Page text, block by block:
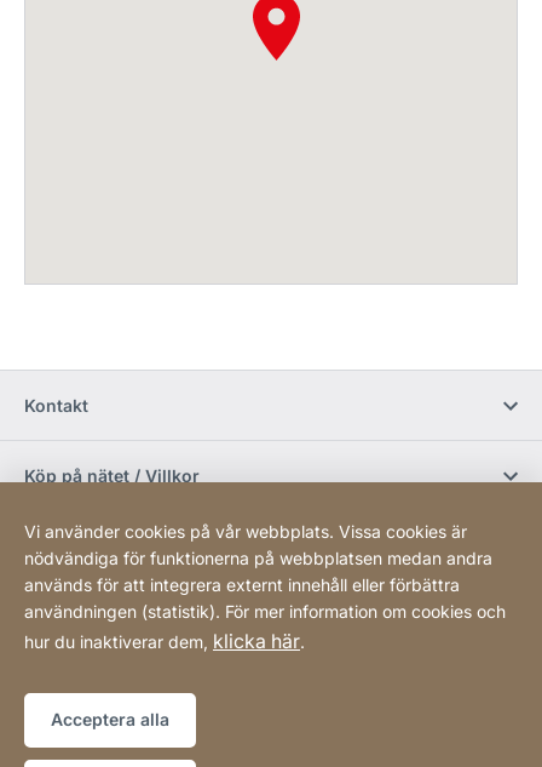
Kontakt
Köp på nätet / Villkor
Newsletter
Webbplats
[Website
information]
Sitemap
Vi använder cookies på vår webbplats. Vissa cookies är
nödvändiga för funktionerna på webbplatsen medan andra
används för att integrera externt innehåll eller förbättra
användningen (statistik). För mer information om cookies och
hur du inaktiverar dem, klicka här.
Acceptera alla